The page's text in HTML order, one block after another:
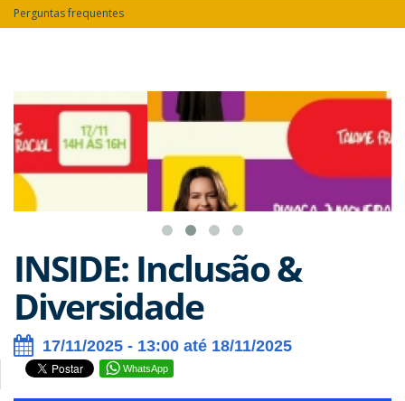
Perguntas frequentes
INSIDE: Inclusão &
Diversidade
17/11/2025 - 13:00 até 18/11/2025
WhatsApp